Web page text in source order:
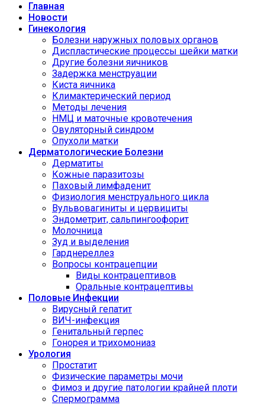
Главная
Новости
Гинекология
Болезни наружных половых органов
Диспластические процессы шейки матки
Другие болезни яичников
Задержка менструации
Киста яичника
Климактерический период
Методы лечения
НМЦ и маточные кровотечения
Овуляторный синдром
Опухоли матки
Дерматологические Болезни
Дерматиты
Кожные паразитозы
Паховый лимфаденит
Физиология менструального цикла
Вульвовагиниты и цервициты
Эндометрит, сальпингоофорит
Молочница
Зуд и выделения
Гарднереллез
Вопросы контрацепции
Виды контрацептивов
Оральные контрацептивы
Половые Инфекции
Вирусный гепатит
ВИЧ-инфекция
Генитальный герпес
Гонорея и трихомониаз
Урология
Простатит
Физические параметры мочи
Фимоз и другие патологии крайней плоти
Спермограмма